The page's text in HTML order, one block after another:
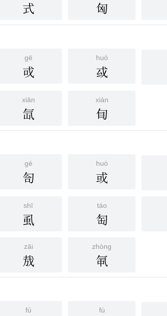
式 匈
gē
戓
huò
㦯
xiān
氙
xiàn
䀏
gé
匌
huò
或
shī
虱
táo
匋
zāi
㦲
zhòng
㲴
fú fú